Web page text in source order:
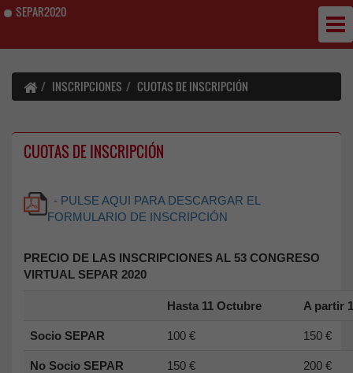
SEPAR2020
INSCRIPCIONES CUOTAS DE INSCRIPCIÓN
CUOTAS DE INSCRIPCIÓN
- PULSE AQUI PARA DESCARGAR EL
FORMULARIO DE INSCRIPCIÓN
PRECIO DE LAS INSCRIPCIONES AL 53 CONGRESO
VIRTUAL SEPAR 2020
Hasta 11 Octubre A partir
Socio SEPAR 100 € 150 €
No Socio SEPAR 150 € 200 €